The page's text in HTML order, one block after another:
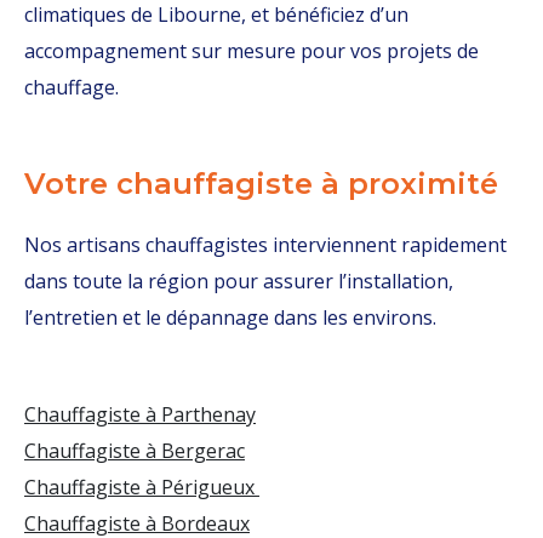
climatiques de Libourne, et bénéficiez d’un
accompagnement sur mesure pour vos projets de
chauffage.
Votre chauffagiste à proximité
Nos artisans chauffagistes interviennent rapidement
dans toute la région pour assurer l’installation,
l’entretien et le dépannage dans les environs.
Chauffagiste à Parthenay
Chauffagiste à Bergerac
Chauffagiste à Périgueux
Chauffagiste à Bordeaux